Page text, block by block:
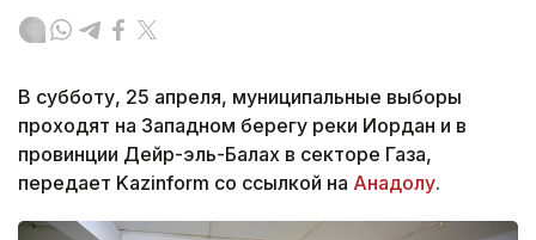
В субботу, 25 апреля, муниципальные выборы
проходят на Западном берегу реки Иордан и в
провинции Дейр-эль-Балах в секторе Газа,
передает Kazinform со ссылкой на Анадолу.